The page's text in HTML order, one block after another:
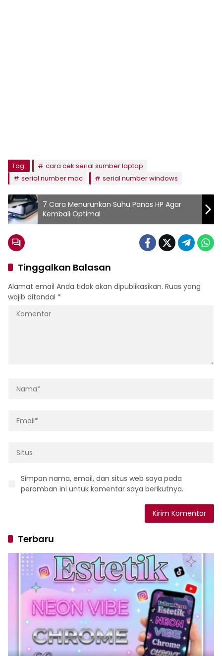
Tag:
cara cek serial sumber laptop
serial number mac
serial number windows
7 Cara Menurunkan Suhu Panas HP Agar
Kembali Optimal
Tinggalkan Balasan
Alamat email Anda tidak akan dipublikasikan. Ruas yang
wajib ditandai *
Simpan nama, email, dan situs web saya pada
peramban ini untuk komentar saya berikutnya.
Terbaru